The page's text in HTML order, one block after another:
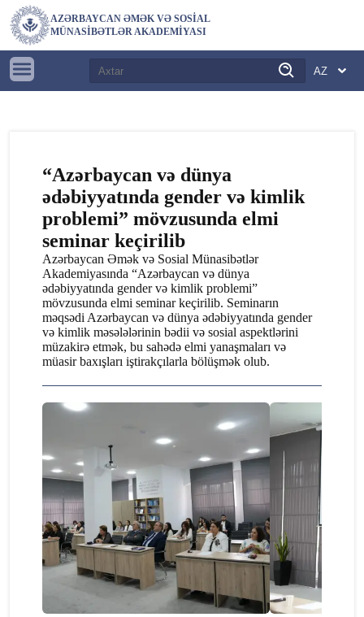
AZƏRBAYCAN ƏMƏK VƏ SOSIAL
MÜNASIBƏTLƏR AKADEMIYASI
“Azərbaycan və dünya
ədəbiyyatında gender və kimlik
problemi” mövzusunda elmi
seminar keçirilib
Azərbaycan Əmək və Sosial Münasibətlər
Akademiyasında “Azərbaycan və dünya
ədəbiyyatında gender və kimlik problemi”
mövzusunda elmi seminar keçirilib. Seminarın
məqsədi Azərbaycan və dünya ədəbiyyatında gender
və kimlik məsələlərinin bədii və sosial aspektlərini
müzakirə etmək, bu sahədə elmi yanaşmaları və
müasir baxışları iştirakçılarla bölüşmək olub.